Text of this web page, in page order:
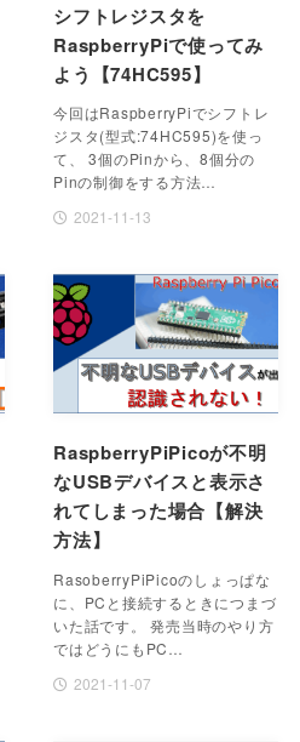
シフトレジスタを
RaspberryPiで使ってみ
よう【74HC595】
今回はRaspberryPiでシフトレ
ジスタ(型式:74HC595)を使っ
て、 3個のPinから、8個分の
Pinの制御をする方法…
2021-11-13
RaspberryPiPicoが不明
なUSBデバイスと表示さ
れてしまった場合【解決
方法】
RasoberryPiPicoのしょっぱな
に、PCと接続するときにつまづ
いた話です。 発売当時のやり方
ではどうにもPC…
2021-11-07